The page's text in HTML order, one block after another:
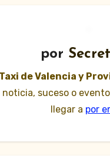
por
de Valencia y
suceso o
llegar a por